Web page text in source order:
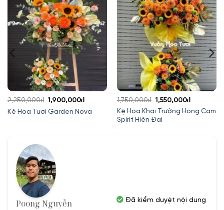
Kệ Hoa Tươi Garden Nova
2,250,000₫ Giá
gốc
1,900,000₫Giá
hiện
Kệ Hoa Khai Trường Hồng Cam
Spirit Hiện Đại
1,750,000₫ Giá
gốc
là:
1,550,000₫Giá
hiện
Poong Nguyễn Đã kiểm duyệt nội dung